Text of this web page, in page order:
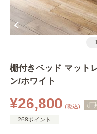
1
棚付きベッド マット
ン/ホワイト
¥26,800 (税込)
268ポイント